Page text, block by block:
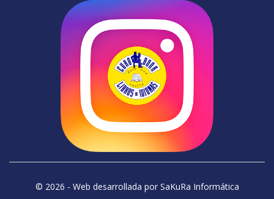
© 2026 - Web desarrollada por SaKuRa Informática